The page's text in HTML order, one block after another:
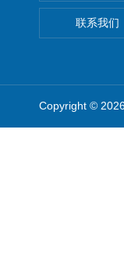
联系我们
Copyright ©